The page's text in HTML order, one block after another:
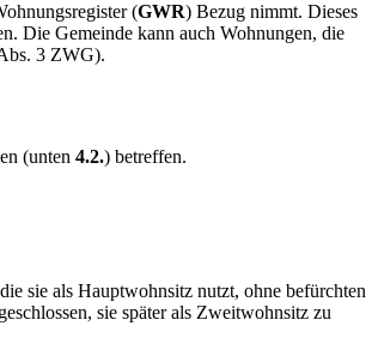
(GWR) Bezug nimmt. Dieses
Die Gemeinde kann auch Wohnungen, die
3 ZWG).
(unten 4.2.) betreffen.
sie als Hauptwohnsitz nutzt, ohne befürchten
sie später als Zweitwohnsitz zu